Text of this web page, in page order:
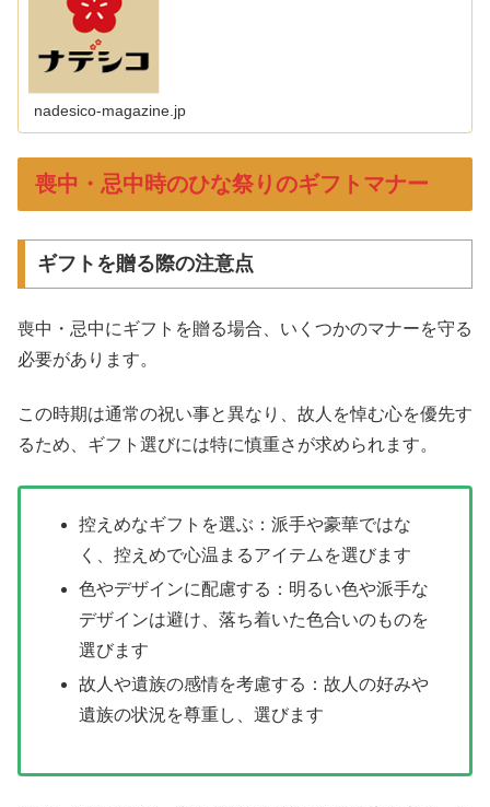
nadesico-magazine.jp
喪中・忌中時のひな祭りのギフトマナー
ギフトを贈る際の注意点
喪中・忌中にギフトを贈る場合、いくつかのマナーを守る
必要があります。
この時期は通常の祝い事と異なり、故人を悼む心を優先す
るため、ギフト選びには特に慎重さが求められます。
控えめなギフトを選ぶ：派手や豪華ではな
く、控えめで心温まるアイテムを選びます
色やデザインに配慮する：明るい色や派手な
デザインは避け、落ち着いた色合いのものを
選びます
故人や遺族の感情を考慮する：故人の好みや
遺族の状況を尊重し、選びます